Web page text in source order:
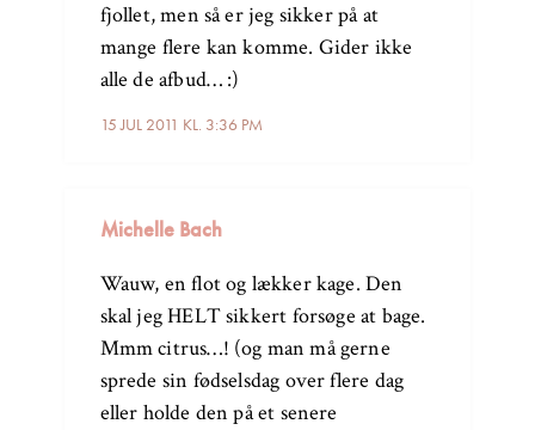
15 JUL 2011 KL. 3:36 PM
fjollet, men så er jeg sikker på at
mange flere kan komme. Gider ikke
alle de afbud… :)
Michelle Bach
Wauw, en flot og lækker kage. Den
skal jeg HELT sikkert forsøge at bage.
Mmm citrus…! (og man må gerne
sprede sin fødselsdag over flere dag
eller holde den på et senere